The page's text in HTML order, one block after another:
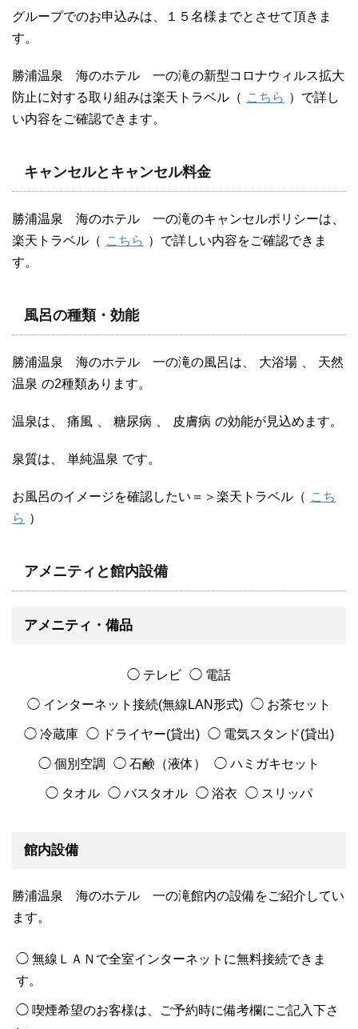
グループでのお申込みは、１５名様までとさせて頂きま
す。
勝浦温泉 海のホテル 一の滝の新型コロナウィルス拡大
防止に対する取り組みは楽天トラベル（ こちら ）で詳し
い内容をご確認できます。
キャンセルとキャンセル料金
勝浦温泉 海のホテル 一の滝のキャンセルポリシーは、
楽天トラベル（ こちら ）で詳しい内容をご確認できま
す。
風呂の種類・効能
勝浦温泉 海のホテル 一の滝の風呂は、 大浴場
天然
温泉 の2種類あります。
温泉は、 痛風 糖尿病 皮膚病 の効能が見込めます。
泉質は、 単純温泉 です。
お風呂のイメージを確認したい＝＞楽天トラベル（ こち
ら ）
アメニティと館内設備
アメニティ・備品
◯ テレビ ◯ 電話
◯ インターネット接続(無線LAN形式) ◯ お茶セット
◯ 冷蔵庫 ◯ ドライヤー(貸出) ◯ 電気スタンド(貸出)
◯ 個別空調 ◯ 石鹸（液体） ◯ ハミガキセット
◯ タオル ◯ バスタオル ◯ 浴衣 ◯ スリッパ
館内設備
勝浦温泉 海のホテル 一の滝館内の設備をご紹介してい
ます。
◯ 無線ＬＡＮで全室インターネットに無料接続できま
す。
◯ 喫煙希望のお客様は、ご予約時に備考欄にご記入下さ